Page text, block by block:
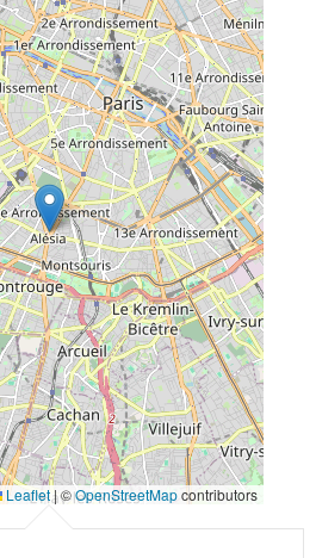
Leaflet|©OpenStreetMapcontributors